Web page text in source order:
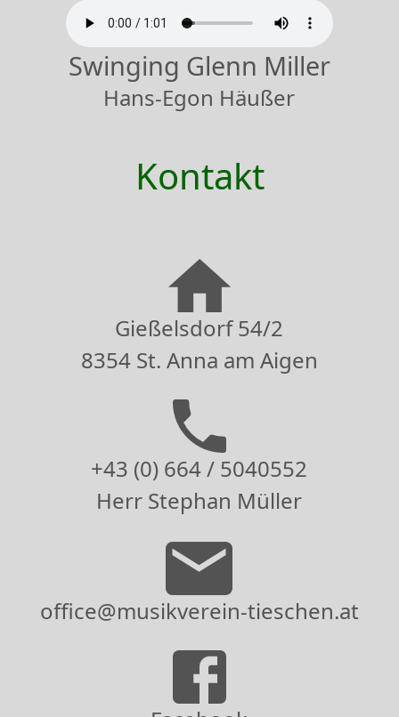
Swinging Glenn Miller
Hans-Egon Häußer
Kontakt
Gießelsdorf 54/2
8354 St. Anna am Aigen
+43 (0) 664 / 5040552
Herr Stephan Müller
office@musikverein-tieschen.at